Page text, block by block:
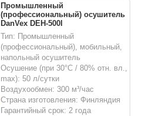
Промышленный
(профессиональный) осушитель
DanVex DEH-500I
Тип: Промышленный
(профессиональный), мобильный,
напольный осушитель
Осушение (при 30°С / 80% отн. вл.,
max): 50 л/сутки
Воздухообмен: 300 м³/час
Страна изготовления: Финляндия
Гарантийный срок: 2 года